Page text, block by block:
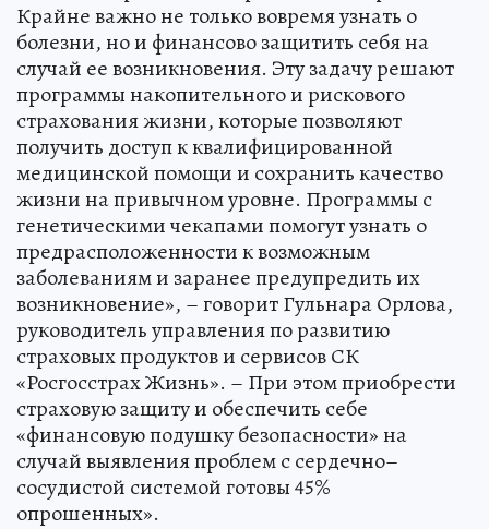
Крайне важно не только вовремя узнать о
болезни, но и финансово защитить себя на
случай ее возникновения. Эту задачу решают
программы накопительного и рискового
страхования жизни, которые позволяют
получить доступ к квалифицированной
медицинской помощи и сохранить качество
жизни на привычном уровне. Программы с
генетическими чекапами помогут узнать о
предрасположенности к возможным
заболеваниям и заранее предупредить их
возникновение», – говорит Гульнара Орлова,
руководитель управления по развитию
страховых продуктов и сервисов СК
«Росгосстрах Жизнь». – При этом приобрести
страховую защиту и обеспечить себе
«финансовую подушку безопасности» на
случай выявления проблем с сердечно–
сосудистой системой готовы 45%
опрошенных».